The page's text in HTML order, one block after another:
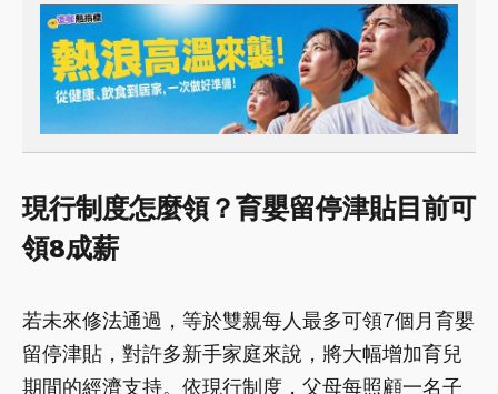
現行制度怎麼領？育嬰留停津貼目前可
領8成薪
若未來修法通過，等於雙親每人最多可領7個月育嬰
留停津貼，對許多新手家庭來說，將大幅增加育兒
期間的經濟支持。依現行制度，父母每照顧一名子